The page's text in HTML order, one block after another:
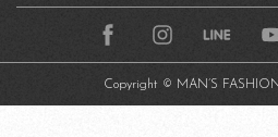
Copyright © MAN’S